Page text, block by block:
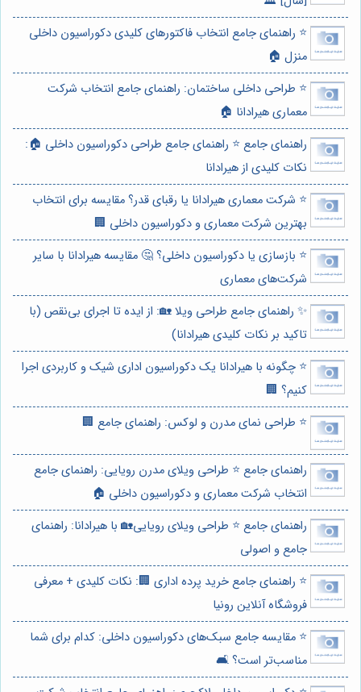
⭐️ راهنمای جامع انتخاب فاکتورهای کلیدی دکوراسیون داخلی
منزل 🏠
⭐️ طراحی داخلی ساختمان: راهنمای جامع انتخاب شرکت
معماری هیرادانا 🏠
راهنمای جامع ⭐️ راهنمای جامع طراحی دکوراسیون داخلی 🏠:
نکات کلیدی از هیرادانا
⭐️ شرکت معماری هیرادانا یا رقبای قدر؟ مقایسه برای انتخاب
بهترین شرکت معماری و دکوراسیون داخلی 🏢
⭐️ بازسازی یا دکوراسیون داخلی؟ 🤔 مقایسه هیرادانا با سایر
شرکت‌های معماری
✨ راهنمای جامع طراحی ویلا 🏡: از ایده تا اجرای بی‌نقص (با
تاکید بر نکات کلیدی هیرادانا)
⭐️ چگونه با هیرادانا یک دکوراسیون اداری شیک و کاربردی اجرا
کنیم؟ 🏢
⭐️ طراحی نمای مدرن و لوکس: راهنمای جامع 🏢
راهنمای جامع ⭐️ طراحی ویلای مدرن رویایی: راهنمای جامع
انتخاب شرکت معماری و دکوراسیون داخلی 🏠
راهنمای جامع ⭐️ طراحی ویلای رویایی🏡 با هیرادانا: راهنمای
جامع و اصولی
⭐️ راهنمای جامع خرید پرده اداری 🏢: نکات کلیدی + معرفی
فروشگاه آنلاین رونیا
⭐️ مقایسه جامع سبک‌های دکوراسیون داخلی: کدام برای شما
مناسب‌تر است؟ 🛋️